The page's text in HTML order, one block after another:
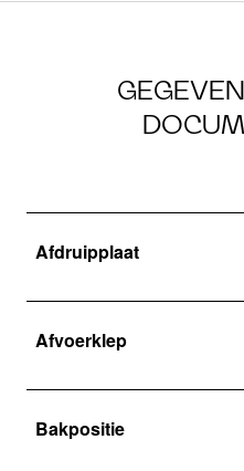
Afdruipplaat
Afvoerklep
Bakpositie